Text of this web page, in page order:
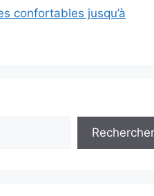
confortables jusqu’à
Rechercher